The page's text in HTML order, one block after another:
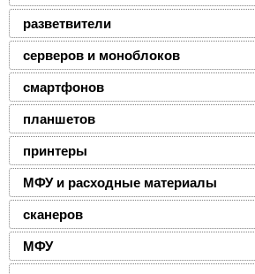
разветвители
серверов и моноблоков
смартфонов
планшетов
принтеры
МФУ и расходные материалы
сканеров
МФУ